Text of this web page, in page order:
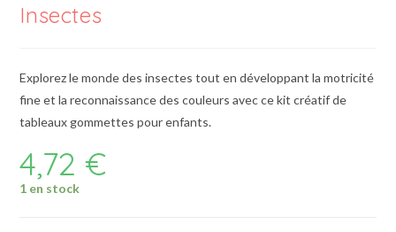
Insectes
Explorez le monde des insectes tout en développant la motricité
fine et la reconnaissance des couleurs avec ce kit créatif de
tableaux gommettes pour enfants.
4,72€
1 en stock